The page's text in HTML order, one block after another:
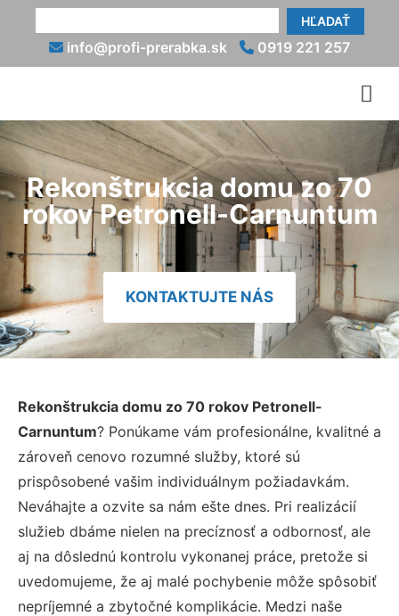
HĽADAŤ
info@profi-prerabka.sk 0919 221 257
Rekonštrukcia domu zo 70
rokov Petronell-Carnuntum
KONTAKTUJTE NÁS
Rekonštrukcia domu zo 70 rokov Petronell-
Carnuntum? Ponúkame vám profesionálne, kvalitné a
zároveň cenovo rozumné služby, ktoré sú
prispôsobené vašim individuálnym požiadavkám.
Neváhajte a ozvite sa nám ešte dnes. Pri realizácií
služieb dbáme nielen na precíznosť a odbornosť, ale
aj na dôslednú kontrolu vykonanej práce, pretože si
uvedomujeme, že aj malé pochybenie môže spôsobiť
nepríjemné a zbytočné komplikácie. Medzi naše